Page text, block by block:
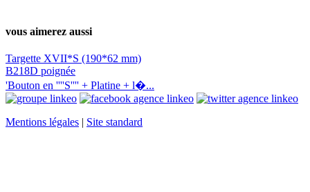
vous aimerez aussi
Targette XVII*S (190*62 mm)
B218D poignée
'Bouton en ''''S'''' + Platine + l�...
Mentions légales | Site standard